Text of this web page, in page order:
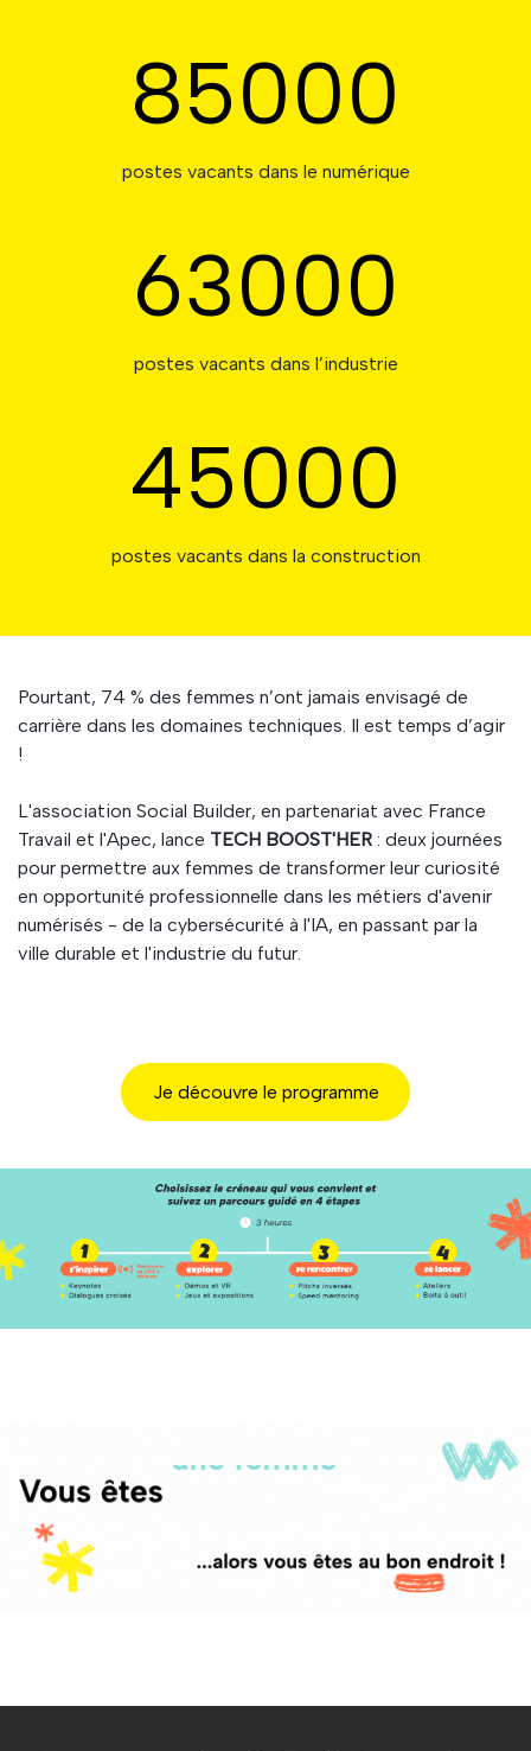
85000
postes vacants dans le numérique
63000
postes vacants dans l’industrie
45000
postes vacants dans la construction
Pourtant, 74 % des femmes n’ont jamais envisagé de
carrière dans les domaines techniques. Il est temps d’agir
!
L'association Social Builder, en partenariat avec France
Travail et l'Apec, lance TECH BOOST'HER : deux journées
pour permettre aux femmes de transformer leur curiosité
en opportunité professionnelle dans les métiers d'avenir
numérisés - de la cybersécurité à l'IA, en passant par la
ville durable et l'industrie du futur.
Je découvre le programme